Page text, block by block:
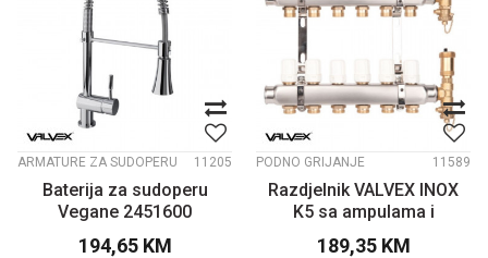
ARMATURE ZA SUDOPERU 11205
Baterija za sudoperu
Vegane 2451600
194,65 KM
PODNO GRIJANJE 11589
Razdjelnik VALVEX INOX
K5 sa ampulama i
ventilima
189,35 KM